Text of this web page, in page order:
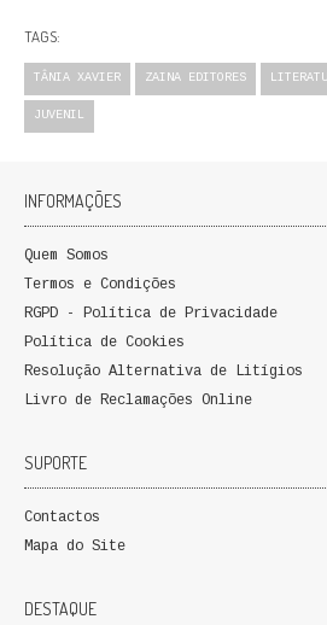
QUEM SOMOS
CONTACTOS
TAGS:
TÂNIA XAVIER ZAINA EDITORES
JUVENIL
INFORMAÇÕES
Quem Somos
Termos e Condições
RGPD - Política de Privacidade
Política de Cookies
Resolução Alternativa de Litígios
Livro de Reclamações Online
SUPORTE
Contactos
Mapa do Site
DESTAQUE